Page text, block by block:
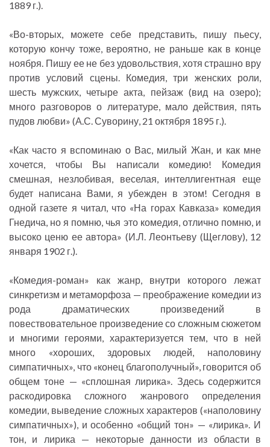
1889 г.).
«Во-вторых, можете себе представить, пишу пьесу,
которую кончу тоже, вероятно, не раньше как в конце
ноября. Пишу ее не без удовольствия, хотя страшно вру
против условий сцены. Комедия, три женских роли,
шесть мужских, четыре акта, пейзаж (вид на озеро);
много разговоров о литературе, мало действия, пять
пудов любви» (А.С. Суворину, 21 октября 1895 г.).
«Как часто я вспоминаю о Вас, милый Жан, и как мне
хочется, чтобы Вы написали комедию! Комедия
смешная, незлобивая, веселая, интеллигентная еще
будет написана Вами, я убежден в этом! Сегодня в
одной газете я читал, что «На горах Кавказа» комедия
Гнедича, но я помню, чья это комедия, отлично помню, и
высоко ценю ее автора» (И.Л. Леонтьеву (Щеглову), 12
января 1902 г.).
«Комедия-роман» как жанр, внутри которого лежат
синкретизм и метаморфоза — преображение комедии из
рода драматических произведений в
повествовательное произведение со сложным сюжетом
и многими героями, характеризуется тем, что в ней
много «хороших, здоровых людей, наполовину
симпатичных», что «конец благополучный», говорится об
общем тоне — «сплошная лирика». Здесь содержится
раскодировка сложного жанрового определения
комедии, выведение сложных характеров («наполовину
симпатичных»), и особенно «общий тон» — «лирика». И
тон, и лирика — некоторые данности из области в